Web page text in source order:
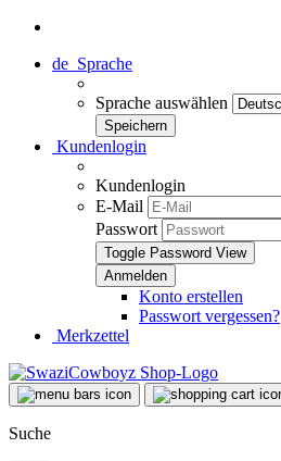
de Sprache
Sprache auswählen
Kundenlogin
Kundenlogin
E-Mail
Passwort
Toggle Password View
Konto erstellen
Passwort vergessen?
Merkzettel
Suche